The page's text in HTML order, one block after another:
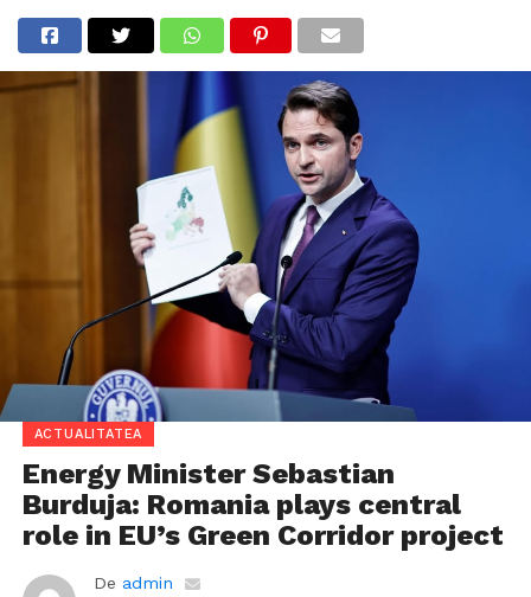
ACTUALITATEA
Energy Minister Sebastian
Burduja: Romania plays central
role in EU’s Green Corridor project
De admin